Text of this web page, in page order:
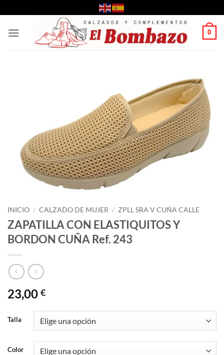
al
contenido
0
INICIO / CALZADO DE MUJER / ZPLL SRA V CUÑA CALLE
ZAPATILLA CON ELASTIQUITOS Y
BORDON CUÑA Ref. 243
23,00 €
Talla
Color